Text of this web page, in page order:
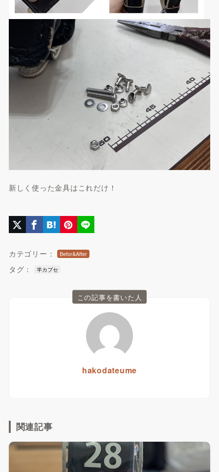
新しく使った金具はこれだけ！
カテゴリー： Befor&After
タグ： 半カブセ
この記事を書いた人
hakodateume
関連記事